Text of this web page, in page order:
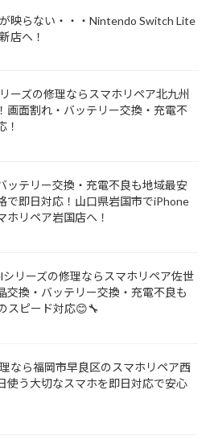
映らない・・・Nintendo Switch Lite
店へ！
ーズの修理ならスマホリペア北九州
画面割れ・バッテリー交換・充電不
！
ッテリー交換・充電不良も地域最安
で即日対応！山口県岩国市でiPhone
ホリペア岩国店へ！
リーズの修理ならスマホリペア佐世
交換・バッテリー交換・充電不良も
スピード対応😊🔧
なら福岡市早良区のスマホリペア西
使う大切なスマホを即日対応で安心